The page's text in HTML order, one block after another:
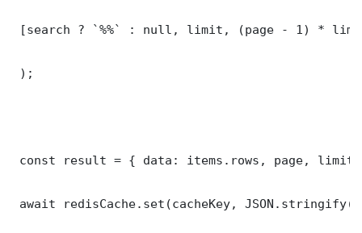
[search ? `%%` : null, limit, (page - 1) *
);
const result = { data: items.rows, page,
await redisCache.set(cacheKey,